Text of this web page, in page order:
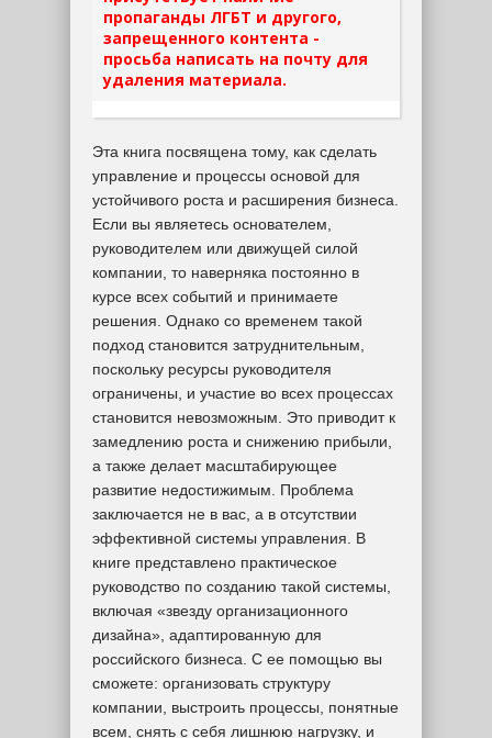
пропаганды ЛГБТ и другого,
запрещенного контента -
просьба написать на почту для
удаления материала.
Эта книга посвящена тому, как сделать
управление и процессы основой для
устойчивого роста и расширения бизнеса.
Если вы являетесь основателем,
руководителем или движущей силой
компании, то наверняка постоянно в
курсе всех событий и принимаете
решения. Однако со временем такой
подход становится затруднительным,
поскольку ресурсы руководителя
ограничены, и участие во всех процессах
становится невозможным. Это приводит к
замедлению роста и снижению прибыли,
а также делает масштабирующее
развитие недостижимым. Проблема
заключается не в вас, а в отсутствии
эффективной системы управления. В
книге представлено практическое
руководство по созданию такой системы,
включая «звезду организационного
дизайна», адаптированную для
российского бизнеса. С ее помощью вы
сможете: организовать структуру
компании, выстроить процессы, понятные
всем, снять с себя лишнюю нагрузку, и